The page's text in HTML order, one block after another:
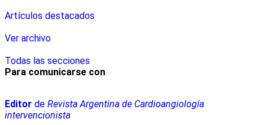
Artículos destacados
Ver archivo
Todas las secciones
Para comunicarse con
Editor de Revista Argentina de Cardioangiología
intervencionista